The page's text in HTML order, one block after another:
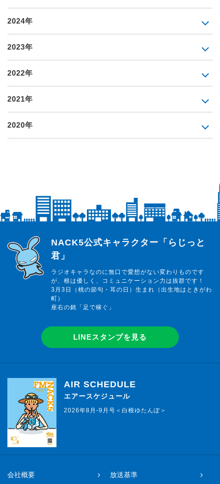
2024年
2023年
2022年
2021年
2020年
らじっと君
NACK5公式キャラクター「らじっと
君」
ラジオキャラなのに無口で愛想がない変わりものです
が、根は優しく、コミュニケーション力は抜群です！
3月3日（桃の節句・耳の日）生まれ（出生地はときがわ
町）
座右の銘「足で稼ぐ」
LINEスタンプを見る
AIR SCHEDULE
エアースケジュール
2026年8月-9月号＜白根ゆたんぽ＞
会社概要 放送基準